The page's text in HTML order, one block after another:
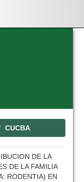
CUCBA
DE LA
DE LA FAMILIA
RODENTIA) EN